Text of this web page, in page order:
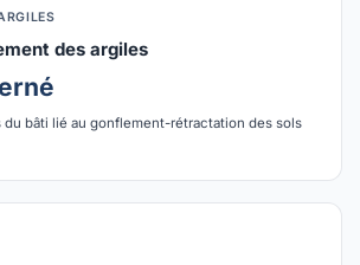
des argiles
du bâti lié au gonflement-rétractation des sols